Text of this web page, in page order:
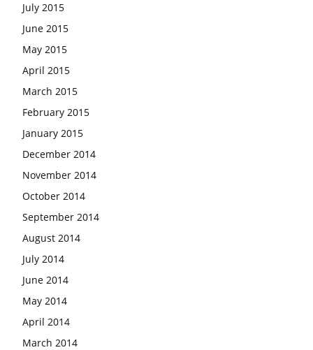
July 2015
June 2015
May 2015
April 2015
March 2015
February 2015
January 2015
December 2014
November 2014
October 2014
September 2014
August 2014
July 2014
June 2014
May 2014
April 2014
March 2014